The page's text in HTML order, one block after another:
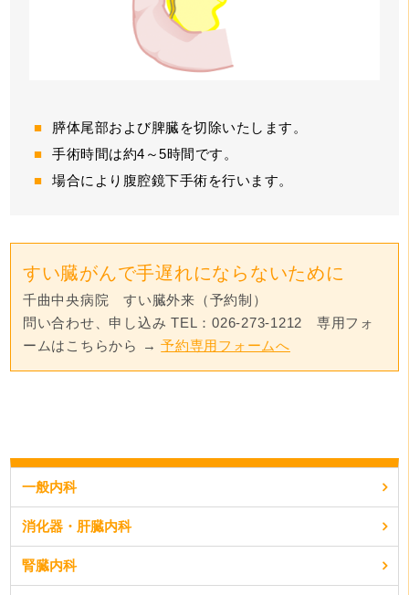
膵体尾部および脾臓を切除いたします。
手術時間は約4～5時間です。
場合により腹腔鏡下手術を行います。
すい臓がんで手遅れにならないために
千曲中央病院　すい臓外来（予約制）
問い合わせ、申し込み TEL：026-273-1212　専用フォ
ームはこちらから → 予約専用フォームへ
一般内科
消化器・肝臓内科
腎臓内科